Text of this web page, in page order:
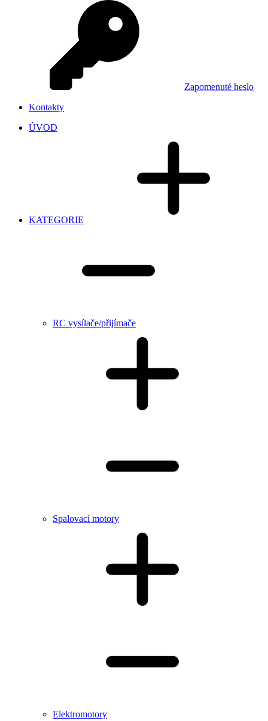
Zapomenuté heslo
Kontakty
ÚVOD
KATEGORIE
RC vysílače/přijímače
Spalovací motory
Elektromotory